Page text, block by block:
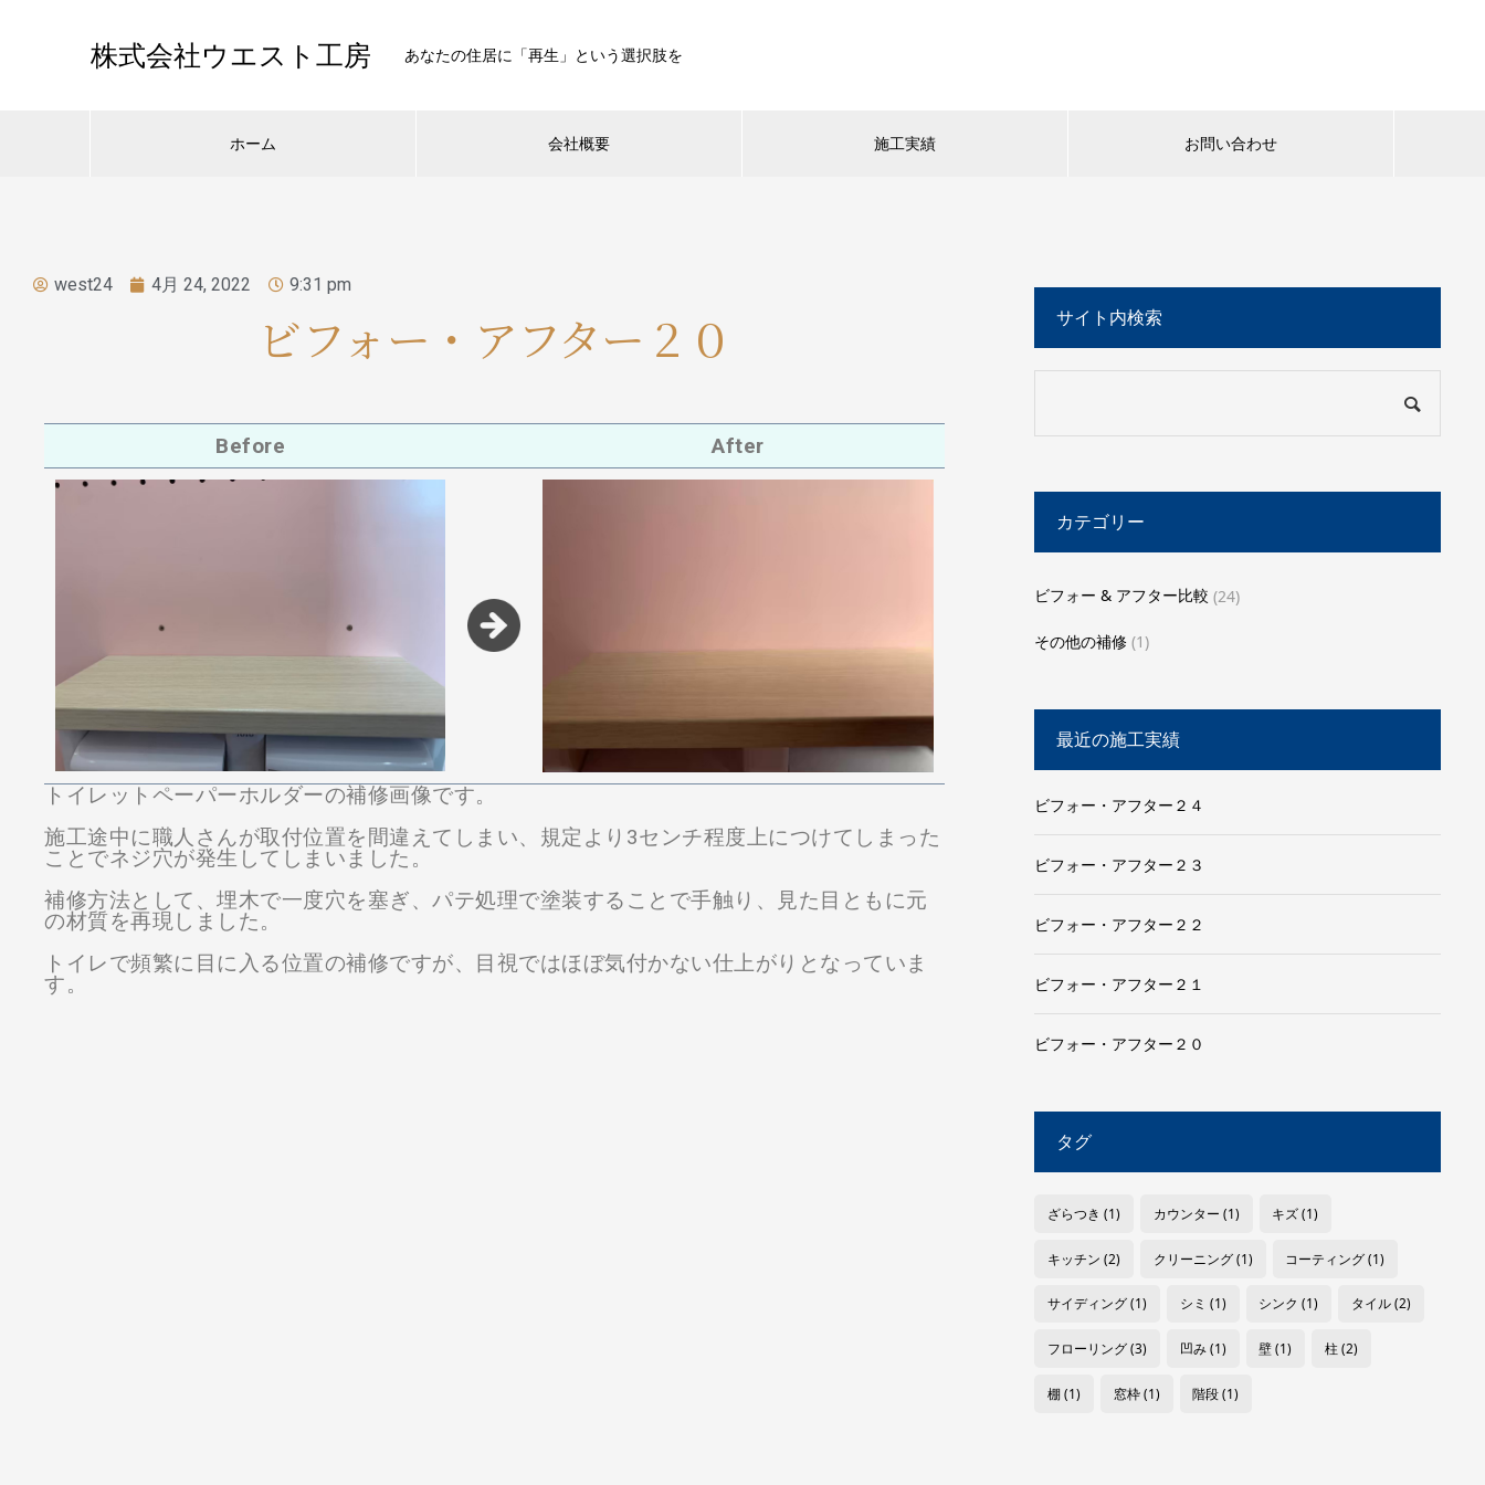
株式会社ウエスト工房 あなたの住居に「再生」という選択肢を
ホーム 会社概要 施工実績 お問い合わせ
west24 4月 24, 2022 9:31 pm
ビフォー・アフター２０
Before After
トイレットペーパーホルダーの補修画像です。
施工途中に職人さんが取付位置を間違えてしまい、規定より3センチ程度上につけてしまった
ことでネジ穴が発生してしまいました。
補修方法として、埋木で一度穴を塞ぎ、パテ処理で塗装することで手触り、見た目ともに元
の材質を再現しました。
トイレで頻繁に目に入る位置の補修ですが、目視ではほぼ気付かない仕上がりとなっていま
す。
サイト内検索
カテゴリー
ビフォー & アフター比較 (24)
その他の補修(1)
最近の施工実績
ビフォー・アフター２４
ビフォー・アフター２３
ビフォー・アフター２２
ビフォー・アフター２１
ビフォー・アフター２０
タグ
ざらつき (1) カウンター (1) キズ(1)
キッチン (2) クリーニング(1) コーティング(1)
サイディング(1) シミ (1) シンク (1) タイル(2)
フローリング(3) 凹み(1) 壁(1) 柱(2)
棚(1) 窓枠(1) 階段(1)